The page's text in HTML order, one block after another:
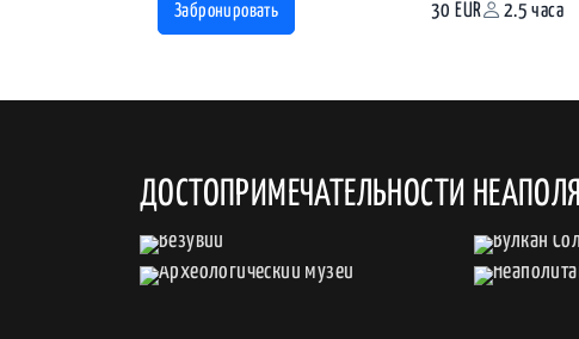
Забронировать 30 EUR 2.5 часа
ДОСТОПРИМЕЧАТЕЛЬНОСТИ НЕАПОЛЯ